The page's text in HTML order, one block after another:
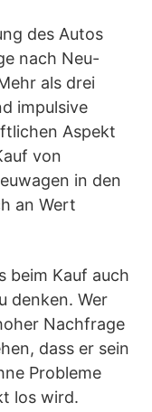
des Autos
nach Neu-
als drei
impulsive
Aspekt
von
in den
an Wert
beim Kauf auch
denken. Wer
Nachfrage
dass er sein
Probleme
los wird.